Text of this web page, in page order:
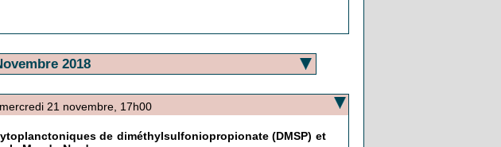
2018
21 novembre, 17h00
de diméthylsulfoniopropionate (DMSP) et